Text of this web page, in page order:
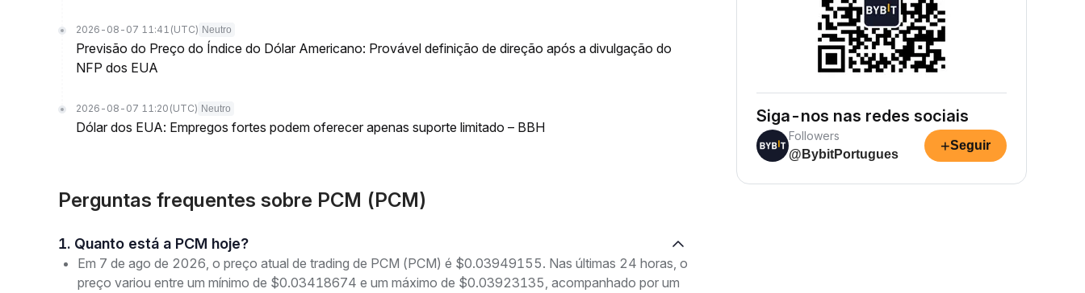
2026-08-07 11:41 (UTC) Neutro
Previsão do Preço do Índice do Dólar Americano: Provável definição de direção após a divulgação do
NFP dos EUA
2026-08-07 11:20 (UTC) Neutro
Dólar dos EUA: Empregos fortes podem oferecer apenas suporte limitado – BBH
Perguntas frequentes sobre PCM (PCM)
1. Quanto está a PCM hoje?
Em 7 de ago de 2026, o preço atual de trading de PCM (PCM) é $0.03949155. Nas últimas 24 horas, o
preço variou entre um mínimo de $0.03418674 e um máximo de $0.03923135, acompanhado por um
Siga-nos nas redes sociais
Followers
@BybitPortugues
+Seguir